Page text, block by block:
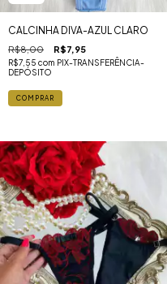
CALCINHA DIVA-AZUL CLARO
R$8,00 R$7,95
R$7,55 com PIX-TRANSFERÊNCIA-
DEPÓSITO